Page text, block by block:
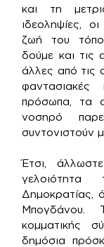
και τη
ιδεοληψίες,
ζωή του
δούμε και τις
άλλες από τις
φαντασιακές
πρόσωπα, τα
νοσηρό
συντονιστούν
Έτσι,
Δημοκρατίας,
Μπογδάνου.
κομματικής
δημόσια